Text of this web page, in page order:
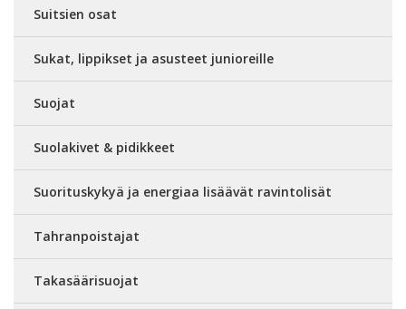
Suitsien osat
Sukat, lippikset ja asusteet junioreille
Suojat
Suolakivet & pidikkeet
Suorituskykyä ja energiaa lisäävät ravintolisät
Tahranpoistajat
Takasäärisuojat